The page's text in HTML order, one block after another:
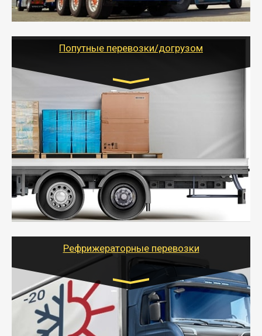
- Тайгер Логистик предоставляет услуги по
грузоперевозкам для физических и юридических лиц
Попутные перевозки/догрузом
Транспорт:
Газель (1,5 и 3 тонны), Бычок, Еврофура от 5 до
10 тонн
от 5000 руб. Возможен догруз
- Экономный способ доставить вещи от 200 кг в
другой город - догрузом или попутно. Попутные
грузоперевозки для физлиц, ИП и юрлиц обходятся
дешевле.
- Тайгер Логистик организует доставку
крупногабаритных и личных вещей по нужному
для погрузочно-разгрузочных работ при перевозке.
Рефрижераторные перевозки
Транспорт:
Газель (1,5 и 3 тонны), Бычок, Еврофура от 5 до
10 тонн